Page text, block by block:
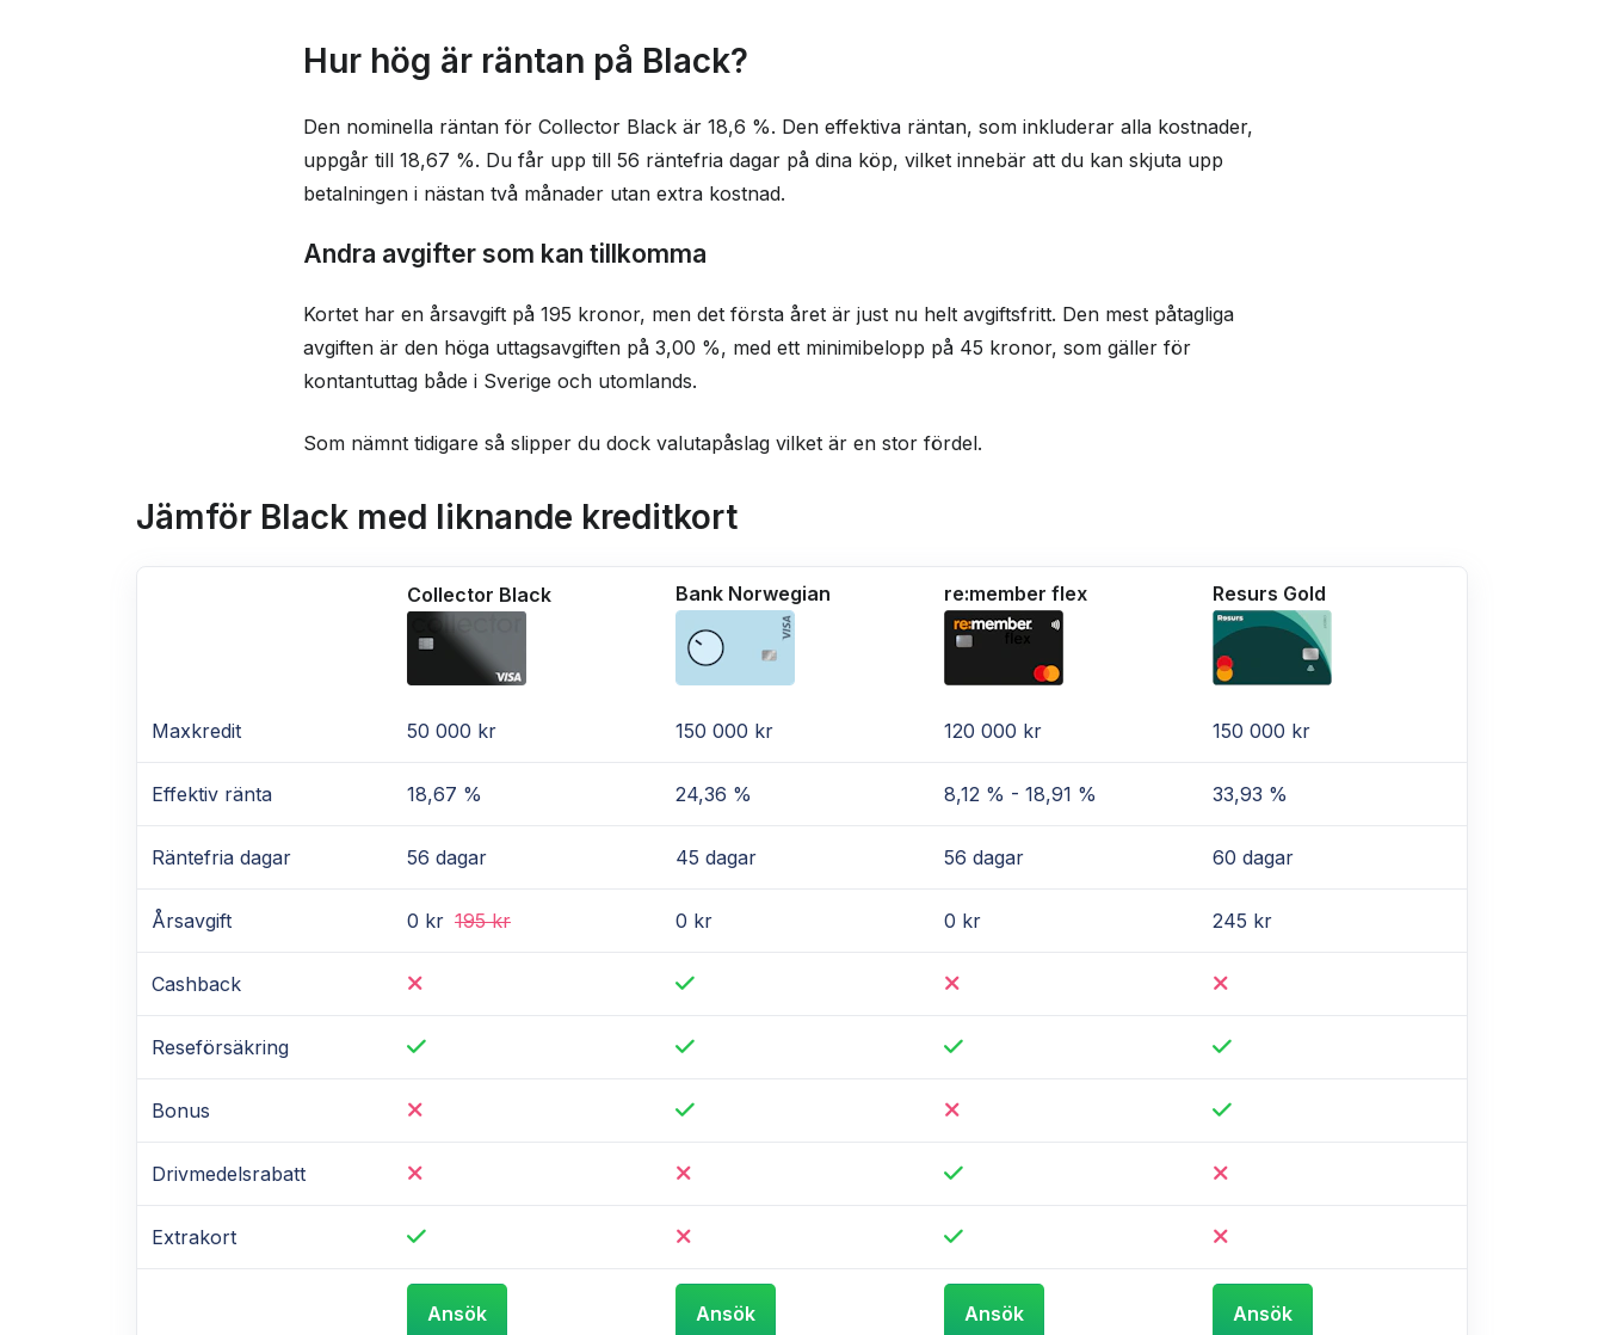
Hur hög är räntan på Black?
Den nominella räntan för Collector Black är 18,6 %. Den effektiva räntan, som inkluderar alla kostnader,
uppgår till 18,67 %. Du får upp till 56 räntefria dagar på dina köp, vilket innebär att du kan skjuta upp
betalningen i nästan två månader utan extra kostnad.
Andra avgifter som kan tillkomma
Kortet har en årsavgift på 195 kronor, men det första året är just nu helt avgiftsfritt. Den mest påtagliga
avgiften är den höga uttagsavgiften på 3,00 %, med ett minimibelopp på 45 kronor, som gäller för
kontantuttag både i Sverige och utomlands.
Som nämnt tidigare så slipper du dock valutapåslag vilket är en stor fördel.
Jämför Black med liknande kreditkort
Collector Black Bank Norwegian re:member flex Resurs Gold
Maxkredit 50 000 kr 150 000 kr 120 000 kr 150 000 kr
Effektiv ränta 18,67 % 24,36 % 8,12 % - 18,91 % 33,93 %
Räntefria dagar 56 dagar 45 dagar 56 dagar 60 dagar
Årsavgift 0 kr 195 kr 0 kr 0 kr 245 kr
Cashback
Reseförsäkring
Bonus
Drivmedelsrabatt
Extrakort
Ansök Ansök Ansök Ansök